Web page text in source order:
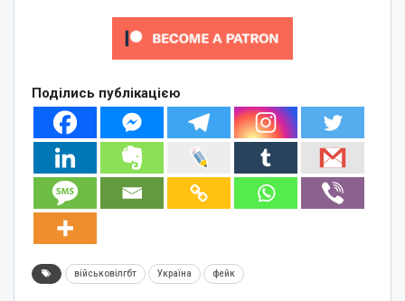
Поділись публікацією
військовілгбт Україна фейк